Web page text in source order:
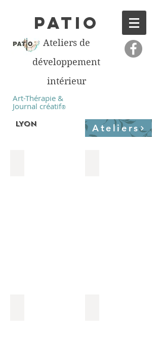
PATIO
Ateliers de
développement
intérieur
Art-Thérapie &
Journal créatif®
LYON Ateliers